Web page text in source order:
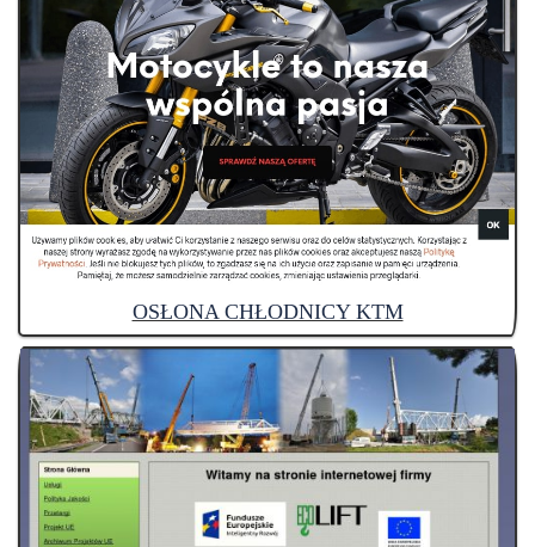
OSŁONA CHŁODNICY KTM